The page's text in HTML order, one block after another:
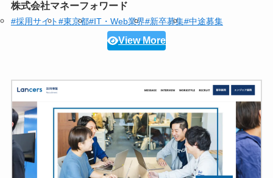
株式会社マネーフォワード
#採用サイト#東京都#IT・Web業界#新卒募集#中途募集
View More